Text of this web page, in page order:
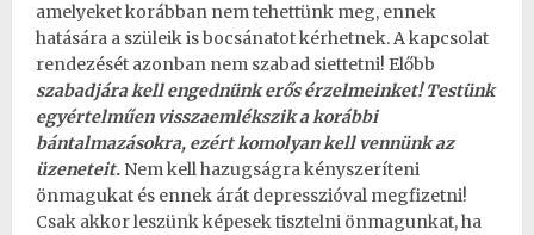
amelyeket korábban nem tehettünk meg, ennek
hatására a szüleik is bocsánatot kérhetnek. A kapcsolat
rendezését azonban nem szabad siettetni! Előbb
szabadjára kell engednünk erős érzelmeinket! Testünk
egyértelműen visszaemlékszik a korábbi
bántalmazásokra, ezért komolyan kell vennünk az
üzeneteit. Nem kell hazugságra kényszeríteni
önmagukat és ennek árát depresszióval megfizetni!
Csak akkor leszünk képesek tisztelni önmagunkat, ha